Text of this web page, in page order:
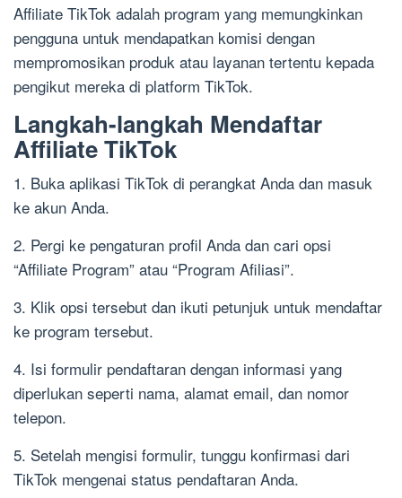
Affiliate TikTok adalah program yang memungkinkan
pengguna untuk mendapatkan komisi dengan
mempromosikan produk atau layanan tertentu kepada
pengikut mereka di platform TikTok.
Langkah-langkah Mendaftar
Affiliate TikTok
1. Buka aplikasi TikTok di perangkat Anda dan masuk
ke akun Anda.
2. Pergi ke pengaturan profil Anda dan cari opsi
“Affiliate Program” atau “Program Afiliasi”.
3. Klik opsi tersebut dan ikuti petunjuk untuk mendaftar
ke program tersebut.
4. Isi formulir pendaftaran dengan informasi yang
diperlukan seperti nama, alamat email, dan nomor
telepon.
5. Setelah mengisi formulir, tunggu konfirmasi dari
TikTok mengenai status pendaftaran Anda.